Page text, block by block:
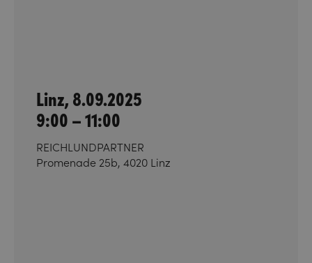
Linz, 8.09.2025
9:00 – 11:00
REICHLUNDPARTNER
Promenade 25b, 4020 Linz